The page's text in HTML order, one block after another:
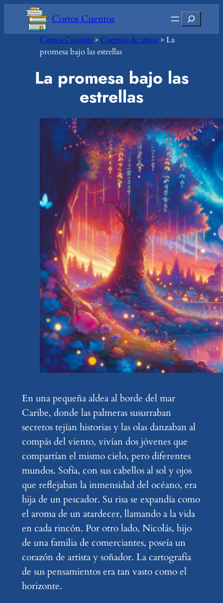
contenido
Cortos Cuentos Buscar
Cortos Cuentos> Cuentos de amor> La
promesa bajo las estrellas
La promesa bajo las
estrellas
En una pequeña aldea al borde del mar
Caribe, donde las palmeras susurraban
secretos tejían historias y las olas danzaban al
compás del viento, vivían dos jóvenes que
compartían el mismo cielo, pero diferentes
mundos. Sofía, con sus cabellos al sol y ojos
que reflejaban la inmensidad del océano, era
hija de un pescador. Su risa se expandía como
el aroma de un atardecer, llamando a la vida
en cada rincón. Por otro lado, Nicolás, hijo
de una familia de comerciantes, poseía un
corazón de artista y soñador. La cartografía
de sus pensamientos era tan vasto como el
horizonte.